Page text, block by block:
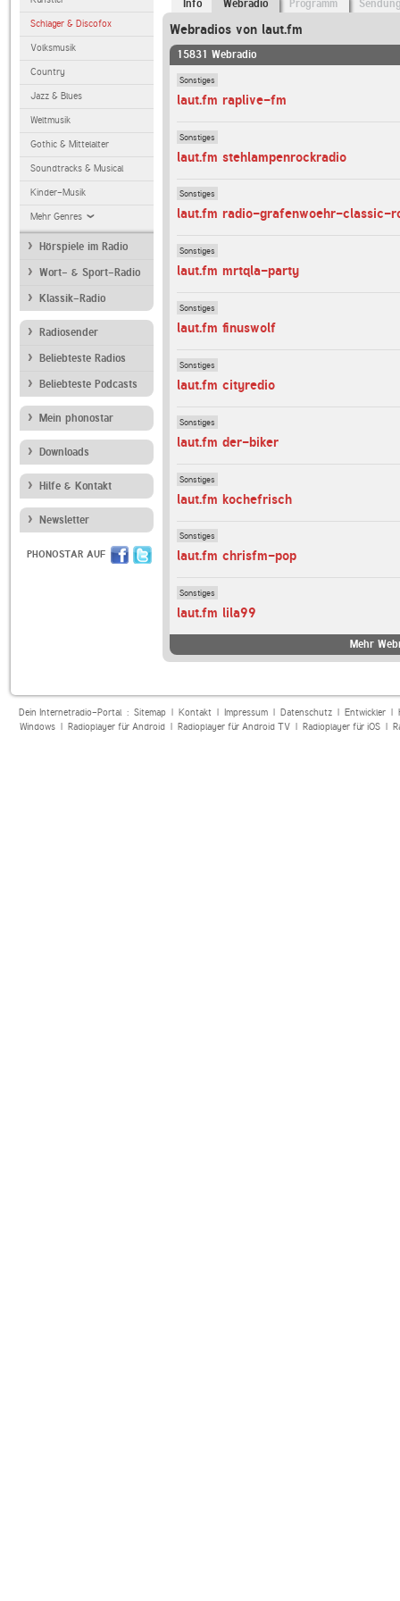
Schlager & Discofox
Volksmusik
Country
Jazz & Blues
Weltmusik
Gothic & Mittelalter
Soundtracks & Musical
Kinder-Musik
Mehr Genres
Hörspiele im Radio
Wort- & Sport-Radio
Klassik-Radio
Radiosender
Beliebteste Radios
Beliebteste Podcasts
Mein phonostar
Downloads
Hilfe & Kontakt
Newsletter
PHONOSTAR AUF
Info Webradio Programm
Webradios von laut.fm
15831 Webradio
Sonstiges
laut.fm raplive-fm
Sonstiges
laut.fm stehlampenrockradio
Sonstiges
laut.fm radio-grafenwoehr-classic-
Sonstiges
laut.fm mrtqla-party
Sonstiges
laut.fm finuswolf
Sonstiges
laut.fm cityredio
Sonstiges
laut.fm der-biker
Sonstiges
laut.fm kochefrisch
Sonstiges
laut.fm chrisfm-pop
Sonstiges
laut.fm lila99
Mehr
Dein Internetradio-Portal : Sitemap| Kontakt| Impressum| Datenschutz| Entwickler|
Windows| Radioplayer für Android| Radioplayer für Android TV| Radioplayer für iOS|